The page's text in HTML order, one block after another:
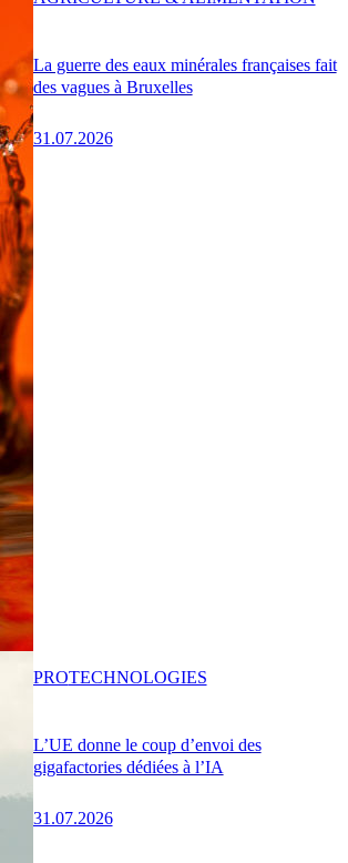
La guerre des eaux minérales françaises fait
des vagues à Bruxelles
31.07.2026
L’UE donne le coup d’envoi des
gigafactories dédiées à l’IA
31.07.2026
PROTECHNOLOGIES